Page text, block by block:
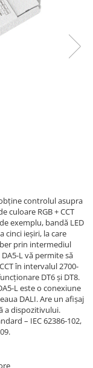
controlul asupra
culoare RGB + CCT
exemplu, bandă LED
cinci ieșiri, la care
prin intermediul
L vă permite să
în intervalul 2700-
DT6 și DT8.
L este o conexiune
DALI. Are un afișaj
a dispozitivului.
– IEC 62386-102,